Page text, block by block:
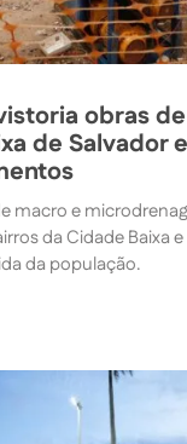
obras
de Salvador
macro e
da Cidade Baixa
da população.